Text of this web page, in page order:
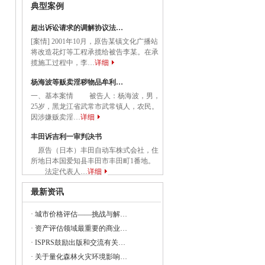
务院关于促进民营经济发展壮大的意见》
等部门关于做好2023年降成本重点工作
建设项目经济评价方法与参数（修订建
年全国节能宣传周和全国低碳日活动的通知
党政机关和事业单位所属企业国有资本
组织召开支持贵州在新时代西部大开发
典型案例
超出诉讼请求的调解协议法…
[案情] 2001年10月，原告某镇文化广播站
将改造花灯等工程承揽给被告李某。在承
揽施工过程中，李…详细
杨海波等贩卖淫秽物品牟利…
一、基本案情 被告人：杨海波，男，
25岁，黑龙江省武常市武常镇人，农民。
因涉嫌贩卖淫…详细
丰田诉吉利一审判决书
原告（日本）丰田自动车株式会社，住
所地日本国爱知县丰田市丰田町1番地。
法定代表人…详细
最新资讯
· 城市价格评估——挑战与解…
· 资产评估领域最重要的商业…
· ISPRS鼓励出版和交流有关…
· 关于量化森林火灾环境影响…